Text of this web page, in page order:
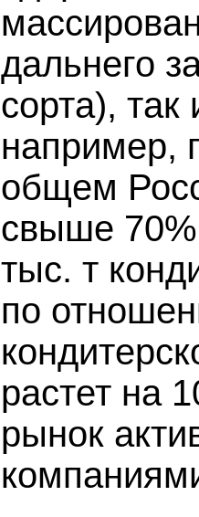
дальнего
сорта),
например,
общем
свыше 70%
тыс. т
по
растет на
рынок